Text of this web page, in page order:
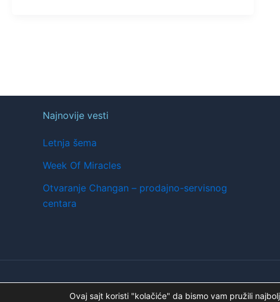
Najnovije vesti
Letnja šema
Week Of Miracles
Otvaranje Changan – prodajno-servisnog
centara
Copyright © 2026 | A.K. STOJANOV
Ovaj sajt koristi "kolačiće" da bismo vam pružili